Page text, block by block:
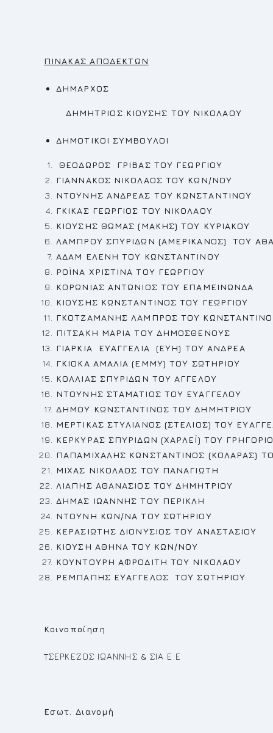
Κωνσταντίνος
ΠΙΝΑΚΑΣ ΑΠΟΔΕΚΤΩΝ
ΔΗΜΑΡΧΟΣ
ΔΗΜΗΤΡΙΟΣ ΚΙΟΥΣΗΣ ΤΟΥ ΝΙΚΟΛΑΟΥ
ΔΗΜΟΤΙΚΟΙ ΣΥΜΒΟΥΛΟΙ
ΘΕΟΔΩΡΟΣ ΓΡΙΒΑΣ ΤΟΥ ΓΕΩΡΓΙΟΥ
ΓΙΑΝΝΑΚΟΣ ΝΙΚΟΛΑΟΣ ΤΟΥ ΚΩΝ/ΝΟΥ
ΝΤΟΥΝΗΣ ΑΝΔΡΕΑΣ ΤΟΥ ΚΩΝΣΤΑΝΤΙΝΟΥ
ΓΚΙΚΑΣ ΓΕΩΡΓΙΟΣ ΤΟΥ ΝΙΚΟΛΑΟΥ
ΚΙΟΥΣΗΣ ΘΩΜΑΣ (ΜΑΚΗΣ) ΤΟΥ ΚΥΡΙΑΚΟΥ
ΛΑΜΠΡΟΥ ΣΠΥΡΙΔΩΝ (ΑΜΕΡΙΚΑΝΟΣ) ΤΟΥ
ΑΔΑΜ ΕΛΕΝΗ ΤΟΥ ΚΩΝΣΤΑΝΤΙΝΟΥ
ΡΟΪΝΑ ΧΡΙΣΤΙΝΑ ΤΟΥ ΓΕΩΡΓΙΟΥ
ΚΟΡΩΝΙΑΣ ΑΝΤΩΝΙΟΣ ΤΟΥ ΕΠΑΜΕΙΝΩΝΔΑ
ΚΙΟΥΣΗΣ ΚΩΝΣΤΑΝΤΙΝΟΣ ΤΟΥ ΓΕΩΡΓΙΟΥ
ΓΚΟΤΖΑΜΑΝΗΣ ΛΑΜΠΡΟΣ ΤΟΥ
ΠΙΤΣΑΚΗ ΜΑΡΙΑ ΤΟΥ ΔΗΜΟΣΘΕΝΟΥΣ
ΓΙΑΡΚΙΑ ΕΥΑΓΓΕΛΙΑ (ΕΥΗ) ΤΟΥ ΑΝΔΡΕΑ
ΓΚΙΟΚΑ ΑΜΑΛΙΑ (ΕΜΜΥ) ΤΟΥ ΣΩΤΗΡΙΟΥ
ΚΟΛΛΙΑΣ ΣΠΥΡΙΔΩΝ ΤΟΥ ΑΓΓΕΛΟΥ
ΝΤΟΥΝΗΣ ΣΤΑΜΑΤΙΟΣ ΤΟΥ ΕΥΑΓΓΕΛΟΥ
ΔΗΜΟΥ ΚΩΝΣΤΑΝΤΙΝΟΣ ΤΟΥ ΔΗΜΗΤΡΙΟΥ
ΜΕΡΤΙΚΑΣ ΣΤΥΛΙΑΝΟΣ (ΣΤΕΛΙΟΣ) ΤΟΥ
ΚΕΡΚΥΡΑΣ ΣΠΥΡΙΔΩΝ (ΧΑΡΛΕΪ) ΤΟΥ
ΠΑΠΑΜΙΧΑΛΗΣ ΚΩΝΣΤΑΝΤΙΝΟΣ (ΚΟΛΑΡΑΣ)
ΜΙΧΑΣ ΝΙΚΟΛΑΟΣ ΤΟΥ ΠΑΝΑΓΙΩΤΗ
ΛΙΑΠΗΣ ΑΘΑΝAΣΙΟΣ ΤΟΥ ΔΗΜΗΤΡΙΟΥ
ΔΗΜΑΣ ΙΩΑΝΝΗΣ ΤΟΥ ΠΕΡΙΚΛΗ
NΤΟΥΝΗ ΚΩΝ/ΝΑ ΤΟΥ ΣΩΤΗΡΙΟΥ
ΚΕΡΑΣΙΩΤΗΣ ΔΙΟΝΥΣΙΟΣ ΤΟΥ ΑΝΑΣΤΑΣΙΟΥ
ΚΙΟΥΣΗ ΑΘΗΝΑ ΤΟΥ ΚΩΝ/ΝΟΥ
ΚΟΥΝΤΟΥΡΗ ΑΦΡΟΔΙΤΗ ΤΟΥ ΝΙΚΟΛΑΟΥ
ΡΕΜΠΑΠΗΣ ΕΥΑΓΓΕΛΟΣ ΤΟΥ ΣΩΤΗΡΙΟΥ
Κοινοποίηση
TΣΕΡΚΕΖΟΣ ΙΩΑΝΝΗΣ & ΣΙΑ Ε.Ε
Εσωτ. Διανομή